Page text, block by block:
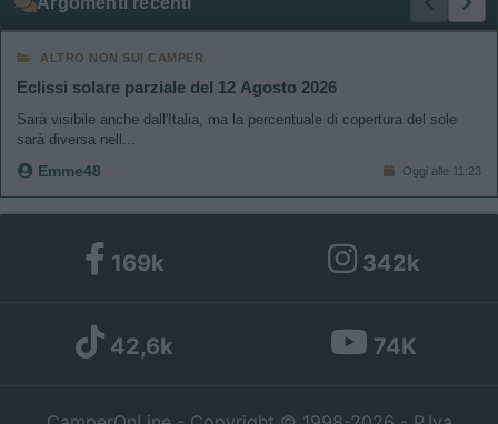
ALTRO NON SUI CAMPER
Eclissi solare parziale del 12 Agosto 2026
Sarà visibile anche dall'Italia, ma la percentuale di copertura del sole
sarà diversa nell...
Emme48 Oggi alle 11:23
169k 342k
42,6k 74K